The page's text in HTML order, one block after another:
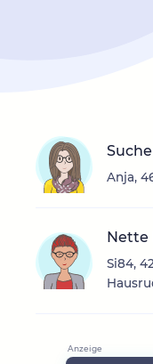
Anja,
Nette
Si84,